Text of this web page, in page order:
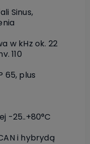
Sinus,
w kHz ok. 22
110
65, plus
-25..+80°C
i hybrydą